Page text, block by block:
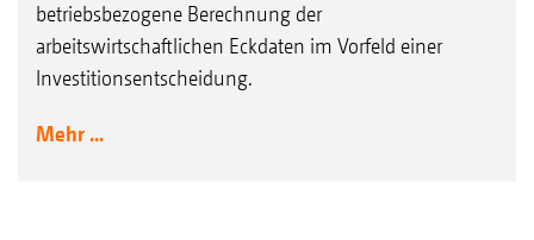
betriebsbezogene Berechnung der
arbeitswirtschaftlichen Eckdaten im Vorfeld einer
Investitionsentscheidung.
Mehr ...